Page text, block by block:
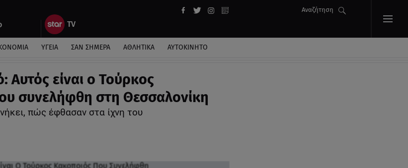
Αναζήτηση
ΥΓΕΙΑ ΣΑΝ ΣΗΜΕΡΑ ΑΘΛΗΤΙΚΑ ΑΥΤΟΚΙΝΗΤΟ
Αυτός είναι ο Τούρκος
συνελήφθη στη Θεσσαλονίκη
πώς έφθασαν στα ίχνη του